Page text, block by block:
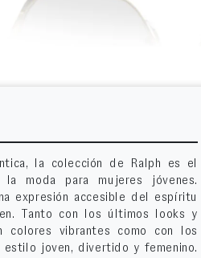
la colección de Ralph es el
la moda para mujeres jóvenes.
expresión accesible del espíritu
Tanto con los últimos looks y
colores vibrantes como con los
estilo joven, divertido y femenino.